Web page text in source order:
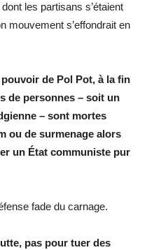
les partisans s’étaient
mouvement s’effondrait en
de Pol Pot, à la fin
de personnes – soit un
– sont mortes
ou de surmenage alors
un État communiste pur
fade du carnage.
pas pour tuer des